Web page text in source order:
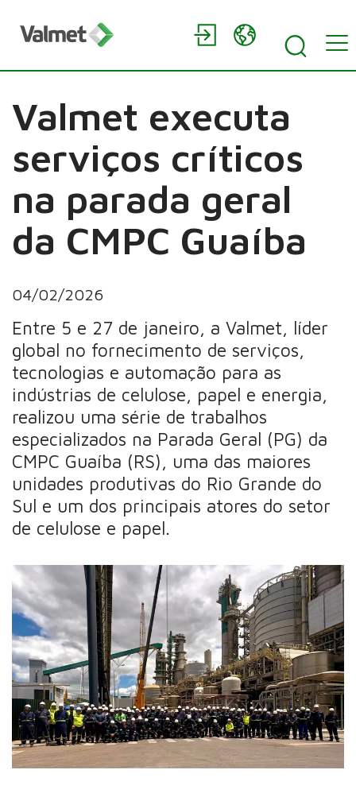
Valmet executa
serviços críticos
na parada geral
da CMPC Guaíba
04/02/2026
Entre 5 e 27 de janeiro, a Valmet, líder
global no fornecimento de serviços,
tecnologias e automação para as
indústrias de celulose, papel e energia,
realizou uma série de trabalhos
especializados na Parada Geral (PG) da
CMPC Guaíba (RS), uma das maiores
unidades produtivas do Rio Grande do
Sul e um dos principais atores do setor
de celulose e papel.